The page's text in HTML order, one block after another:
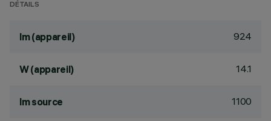
DÉTAILS
lm (appareil) 924
W (appareil) 14.1
lm source 1100